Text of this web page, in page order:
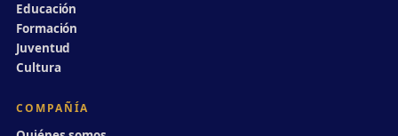
Educación
Formación
Juventud
Cultura
COMPAÑÍA